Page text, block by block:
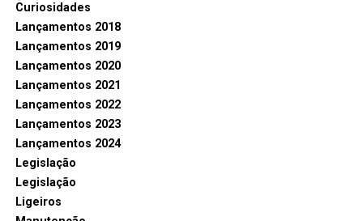
Curiosidades
Lançamentos 2018
Lançamentos 2019
Lançamentos 2020
Lançamentos 2021
Lançamentos 2022
Lançamentos 2023
Lançamentos 2024
Legislação
Legislação
Ligeiros